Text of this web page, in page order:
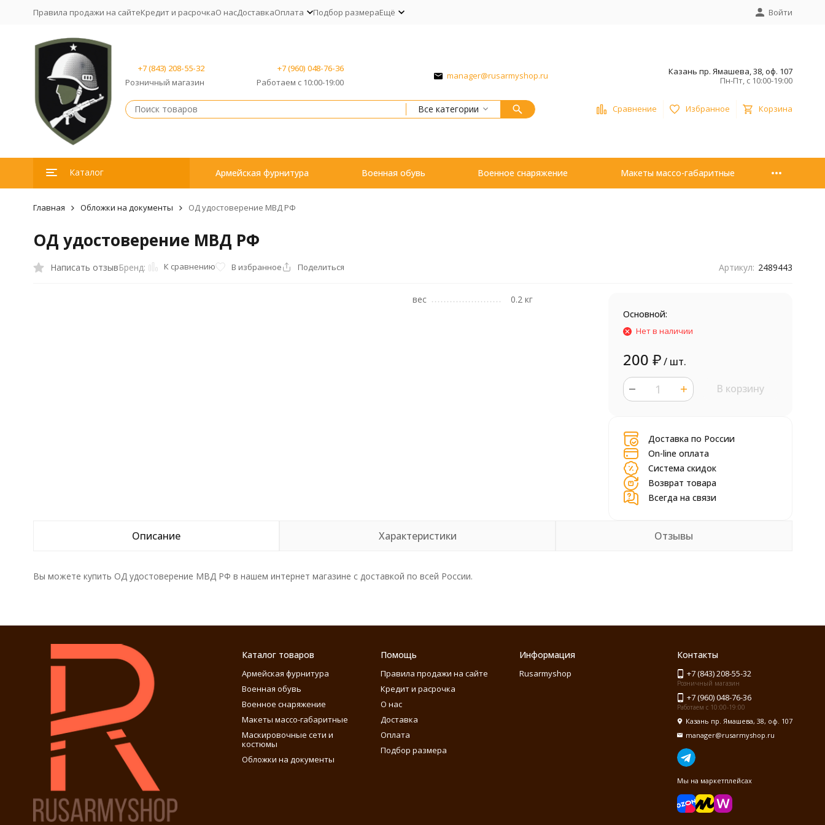
Правила продажи на сайтеКредит и расрочкаО насДоставкаОплата Подбор размераЕщё Войти
+7 (843) 208-55-32
Розничный магазин
+7 (960) 048-76-36
Работаем с 10:00-19:00
manager@rusarmyshop.ru
Казань пр. Ямашева, 38, оф. 107
Пн-Пт, с 10:00-19:00
Все категории Сравнение Избранное Корзина
Каталог Армейская фурнитура Военная обувь Военное снаряжение Макеты массо-габаритные
Главная Обложки на документы ОД удостоверение МВД РФ
ОД удостоверение МВД РФ
Написать отзывБренд: К сравнению В избранное Поделиться Артикул: 2489443
вес
0.2 кг
Основной:
Нет в наличии
200 ₽/ шт.
В корзину
Доставка по России
On-line оплата
Система скидок
Возврат товара
Всегда на связи
Описание Характеристики Отзывы
Вы можете купить ОД удостоверение МВД РФ в нашем интернет магазине с доставкой по всей России.
Каталог товаров
Армейская фурнитура
Военная обувь
Военное снаряжение
Макеты массо-габаритные
Маскировочные сети и
костюмы
Обложки на документы
Помощь
Правила продажи на сайте
Кредит и расрочка
О нас
Доставка
Оплата
Подбор размера
Информация
Rusarmyshop
Контакты
+7 (843) 208-55-32
Розничный магазин
+7 (960) 048-76-36
Работаем с 10:00-19:00
Казань пр. Ямашева, 38, оф. 107
manager@rusarmyshop.ru
Мы на маркетплейсах